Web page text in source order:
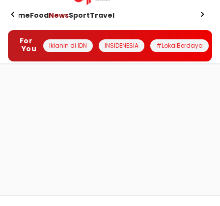
HomeFoodNewsSportTravel
For
You
Iklanin di IDN INSIDENESIA #LokalBerdaya